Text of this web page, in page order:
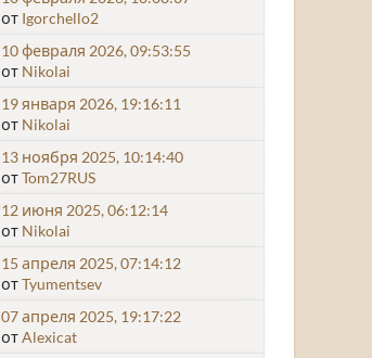
от Igorchello2
10 февраля 2026, 09:53:55
от Nikolai
19 января 2026, 19:16:11
от Nikolai
13 ноября 2025, 10:14:40
отTom27RUS
12 июня 2025, 06:12:14
от Nikolai
15 апреля 2025, 07:14:12
отTyumentsev
07 апреля 2025, 19:17:22
отAlexicat